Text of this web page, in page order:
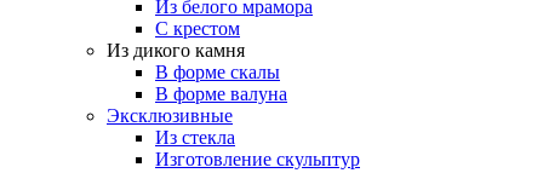
Из белого мрамора
С крестом
Из дикого камня
В форме скалы
В форме валуна
Эксклюзивные
Из стекла
Изготовление скульптур